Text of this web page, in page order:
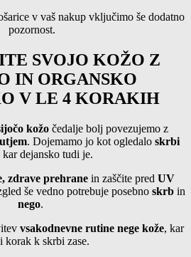
v vaš nakup vključimo še dodatno
pozornost.
SVOJO KOŽO Z
IN ORGANSKO
V LE 4 KORAKIH
kožo čedalje bolj povezujemo z
. Dojemamo jo kot ogledalo skrbi
dejansko tudi je.
zdrave prehrane in zaščite pred UV
še vedno potrebuje posebno skrbin
nego.
vsakodnevne rutine nege kože, kar
korak k skrbi zase.